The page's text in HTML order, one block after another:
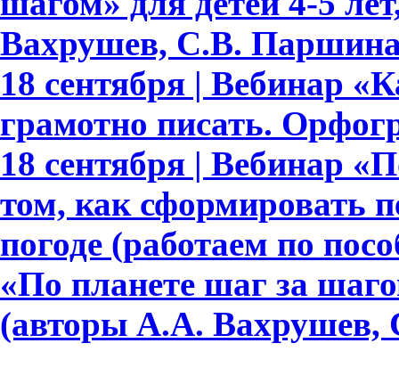
Вахрушев, С.В.
18 сентября | Вебинар
грамотно писать.
18 сентября | Вебинар
том, как сформировать
погоде (работаем по
«По планете шаг за
(авторы А.А. Вахрушев,